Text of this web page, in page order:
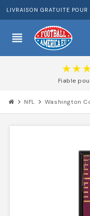
LIVRAISON GRATUITE
view_headline
Fiable
chevron_right NFL chevron_right Washington